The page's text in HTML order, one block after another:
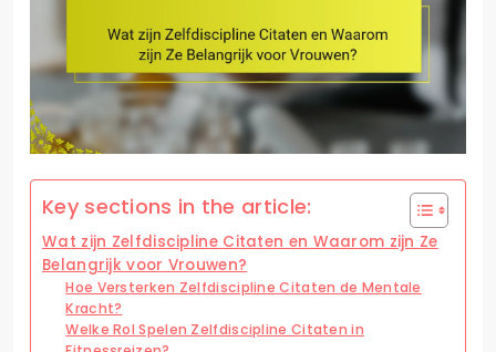
Key sections in the article:
Wat zijn Zelfdiscipline Citaten en Waarom zijn Ze
Belangrijk voor Vrouwen?
Hoe Versterken Zelfdiscipline Citaten de Mentale
Kracht?
Welke Rol Spelen Zelfdiscipline Citaten in